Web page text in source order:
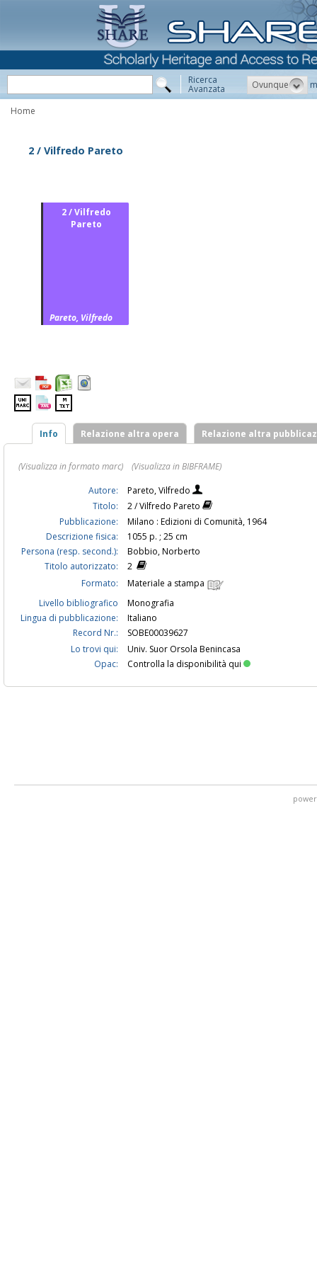
Ricerca
Avanzata Ovunque
Home
2 / Vilfredo Pareto
2 / Vilfredo
Pareto
Pareto, Vilfredo
Info Relazione altra opera Relazione altra
(Visualizza in formato marc)
(Visualizza in BIBFRAME)
Autore:
Pareto, Vilfredo
Titolo:
2 / Vilfredo Pareto
Pubblicazione:
Milano : Edizioni di Comunità, 1964
Descrizione fisica:
1055 p. ; 25 cm
Persona (resp. second.):
Bobbio, Norberto
Titolo autorizzato:
2
Formato:
Materiale a stampa
Livello bibliografico
Monografia
Lingua di pubblicazione:
Italiano
Record Nr.:
SOBE00039627
Lo trovi qui:
Univ. Suor Orsola Benincasa
Opac:
Controlla la disponibilità qui